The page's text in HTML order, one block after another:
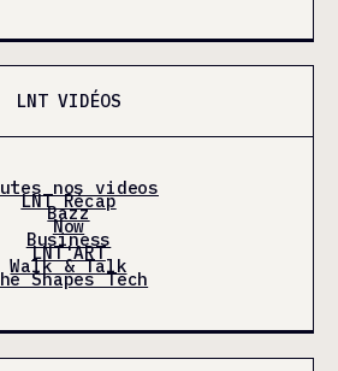
LNT VIDÉOS
nos videos
LNT Récap
Bazz
Now
Business
LNT'ART
Walk & Talk
Shapes Tech